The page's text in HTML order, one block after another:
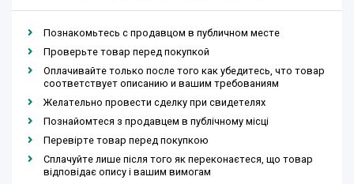
Познакомьтесь с продавцом в публичном месте
Проверьте товар перед покупкой
Оплачивайте только после того как убедитесь, что товар
соответствует описанию и вашим требованиям
Желательно провести сделку при свидетелях
Познайомтеся з продавцем в публічному місці
Перевірте товар перед покупкою
Сплачуйте лише після того як переконаєтеся, що товар
відповідає опису і вашим вимогам